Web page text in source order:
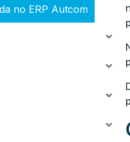
no ERP Autcom